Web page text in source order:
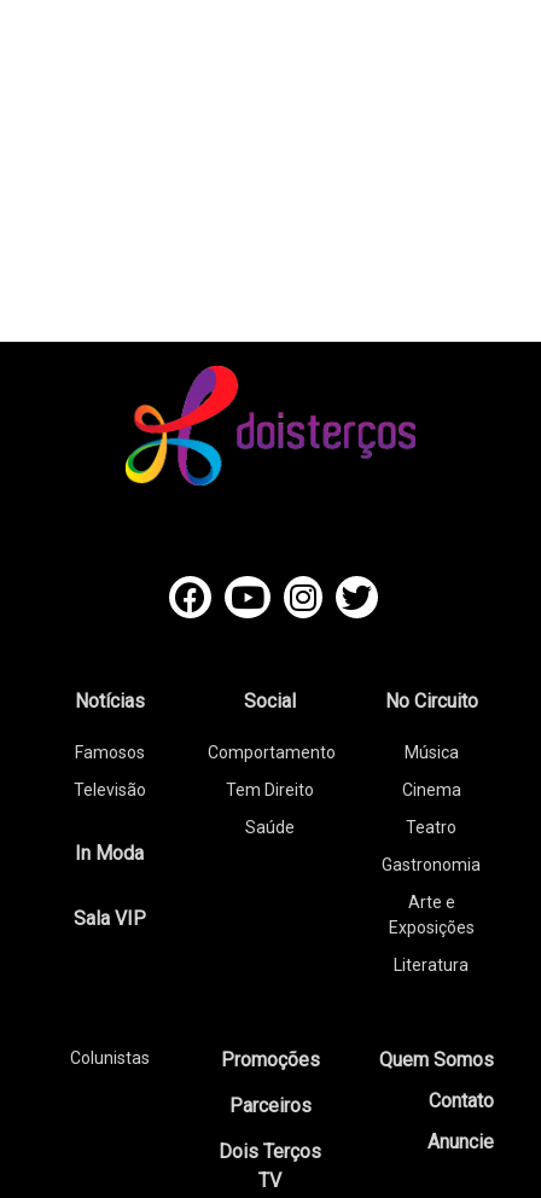
Notícias
Famosos
Televisão
In Moda
Sala VIP
Social
Comportamento
Tem Direito
Saúde
No Circuito
Música
Cinema
Teatro
Gastronomia
Arte e
Exposições
Literatura
Colunistas
Promoções
Parceiros
Dois Terços
TV
Quem Somos
Contato
Anuncie